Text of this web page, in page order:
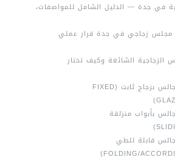
في جدة — الدليل الشامل للمواصفات،
مجلس زجاجي في جدة قرار عملي
الزجاجية الشائعة وكيف تختار
1. مجالس بزجاج ثابت (FIXED
بأبواب منزلقة
قابلة للطي